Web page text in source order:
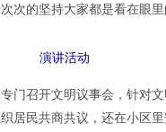
次的坚持大家都是看在眼里
演讲活动
门召开文明议事会，针对
居民共商共议，还在小区